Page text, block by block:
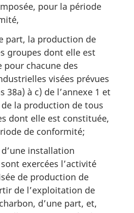
pour la période
part, la production de
groupes dont elle est
pour chacune des
visées prévues
38a) à c) de l’annexe 1 et
la production de tous
dont elle est constituée,
de conformité;
d’une installation
exercées l’activité
de production de
de l’exploitation de
d’une part, et,